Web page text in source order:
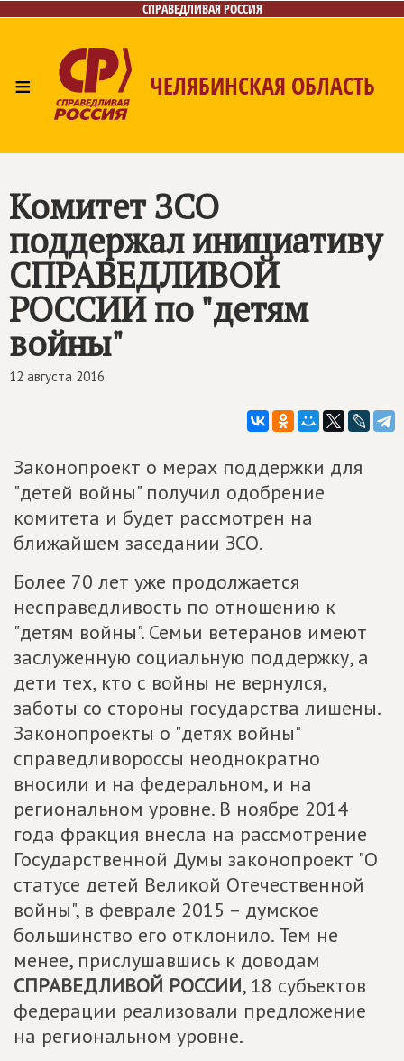
СПРАВЕДЛИВАЯ РОССИЯ
≡ ЧЕЛЯБИНСКАЯ ОБЛАСТЬ
Контакты
Комитет ЗСО
поддержал инициативу
СПРАВЕДЛИВОЙ
РОССИИпо "детям
войны"
12 августа 2016
Законопроект о мерах поддержки для
"детей войны" получил одобрение
комитета и будет рассмотрен на
ближайшем заседании ЗСО.
Более 70 лет уже продолжается
несправедливость по отношению к
"детям войны". Семьи ветеранов имеют
заслуженную социальную поддержку, а
дети тех, кто с войны не вернулся,
заботы со стороны государства лишены.
Законопроекты о "детях войны"
справедливороссы неоднократно
вносили и на федеральном, и на
региональном уровне. В ноябре 2014
года фракция внесла на рассмотрение
Государственной Думы законопроект "О
статусе детей Великой Отечественной
войны", в феврале 2015 – думское
большинство его отклонило. Тем не
менее, прислушавшись к доводам
СПРАВЕДЛИВОЙ РОССИИ, 18 субъектов
федерации реализовали предложение
на региональном уровне.